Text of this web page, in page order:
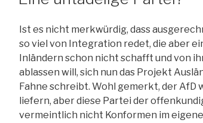
Ist es nicht merkwürdig, dass
so viel von Integration redet, die aber
Inländern schon nicht schafft und von
ablassen will, sich nun das Projekt
Fahne schreibt. Wohl gemerkt, der
liefern, aber diese Partei der
vermeintlich nicht Konformen im